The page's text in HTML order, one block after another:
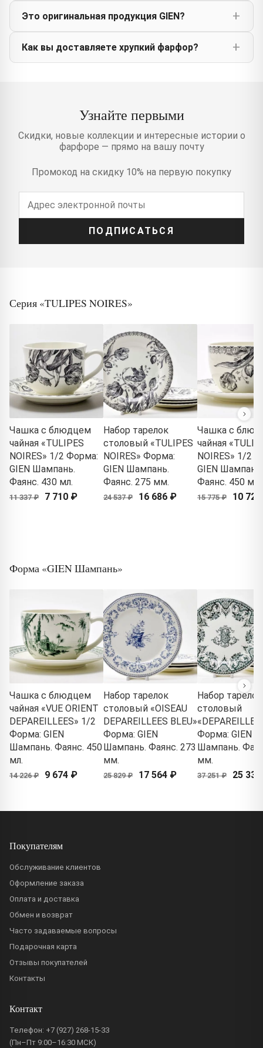
Это оригинальная продукция GIEN?
Как вы доставляете хрупкий фарфор?
Узнайте первыми
Скидки, новые коллекции и интересные истории о
фарфоре — прямо на вашу почту
Промокод на скидку 10% на первую покупку
ПОДПИСАТЬСЯ
Серия «TULIPES NOIRES»
Чашка с блюдцем
чайная «TULIPES
NOIRES» 1/2 Форма:
GIEN Шампань.
Фаянс. 430 мл.
11 337 ₽ 7 710 ₽
Набор тарелок
столовый «TULIPES
NOIRES» Форма:
GIEN Шампань.
Фаянс. 275 мм.
24 537 ₽ 16 686 ₽
Чашка с
чайная
NOIRES» 1/2
GIEN Шампань.
Фаянс. 450 мл.
15 775 ₽ 10
Форма «GIEN Шампань»
Чашка с блюдцем
чайная «VUE ORIENT
DEPAREILLEES» 1/2
Форма: GIEN
Шампань. Фаянс. 450
мл.
14 226 ₽ 9 674 ₽
Набор тарелок
столовый «OISEAU
DEPAREILLEES BLEU»
Форма: GIEN
Шампань. Фаянс. 273
мм.
25 829 ₽ 17 564 ₽
Набор тарелок
столовый
Форма: GIEN
Шампань.
мм.
37 251 ₽ 25
Покупателям
Обслуживание клиентов
Оформление заказа
Оплата и доставка
Обмен и возврат
Часто задаваемые вопросы
Подарочная карта
Отзывы покупателей
Контакты
Контакт
Телефон: +7 (927) 268-15-33
(Пн–Пт 9:00–16:30 МСК)